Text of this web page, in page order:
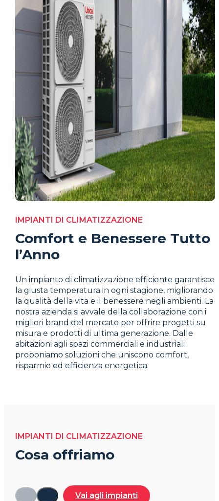
IMPIANTI DI CLIMATIZZAZIONE
Comfort e Benessere Tutto
l’Anno
Un impianto di climatizzazione efficiente garantisce
la giusta temperatura in ogni stagione, migliorando
la qualità della vita e il benessere negli ambienti. La
nostra azienda si avvale della collaborazione con i
migliori brand del mercato per offrire progetti su
misura e prodotti di ultima generazione. Dalle
abitazioni agli spazi commerciali e industriali
proponiamo soluzioni che uniscono comfort,
risparmio ed efficienza energetica.
IMPIANTI DI CLIMATIZZAZIONE
Cosa offriamo
Vai agli impianti